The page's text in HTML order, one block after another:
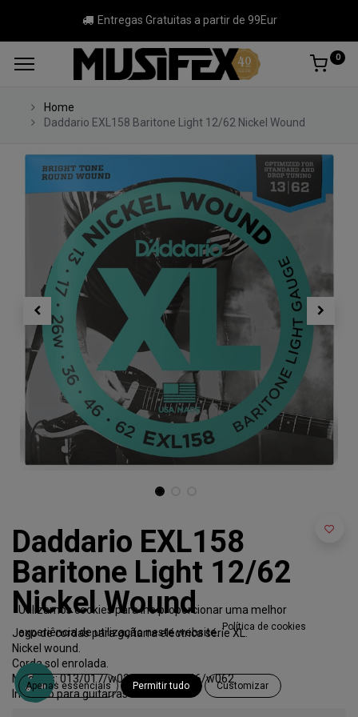
Entregas Gratuitas a partir de 99Eur
0
Home
Daddario EXL158 Baritone Light 12/62 Nickel Wound
Daddario EXL158
Baritone Light 12/62
Nickel Wound
Jogo de cordas para guitarra eléctrica série XL.
Nickel wound.
Corda sol enrolada.
Medidas: 013/017/w026/w036/w046/w062.
Indicado para guitarras barítono.
Utilizamos cookies para lhe proporcionar uma melhor
experiência de utilização neste website. Política de cookies
Apenas essenciais Permitir tudo Customizar